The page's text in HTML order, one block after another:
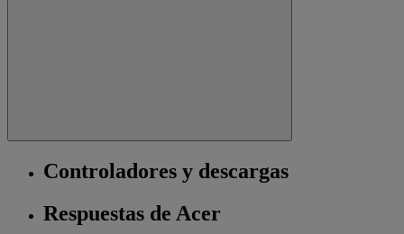
Controladores y descargas
Respuestas de Acer